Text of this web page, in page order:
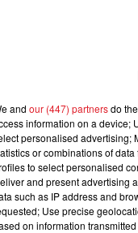
dégâts dans le
matin sur la zone
24 heures.
salariés a été
effondrés,
Heureusement, il
toute la
été levée ce midi
vigilance jaune
and our (447) partnersdo
information on a device;
personalised advertising;
or combinations of
to select personalised
and present advertising
such as IP address and
Use precise
on information